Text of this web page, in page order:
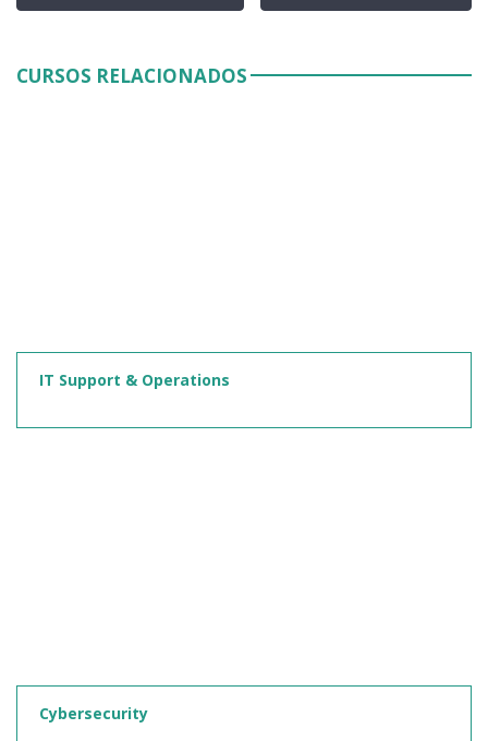
CURSOS RELACIONADOS
IT Support & Operations
Cybersecurity